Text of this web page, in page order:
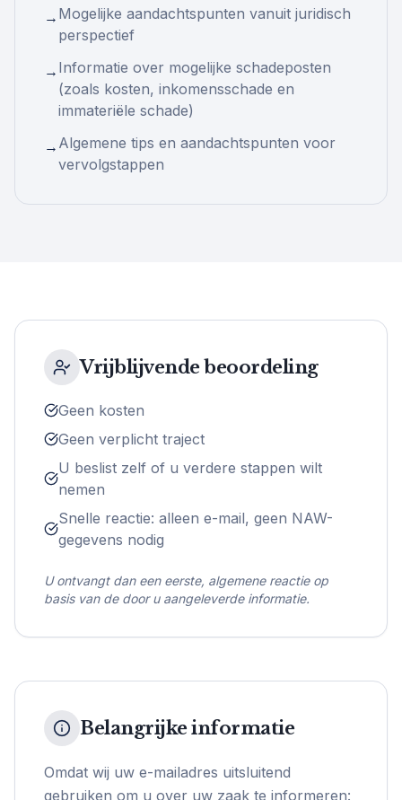
→ Mogelijke aandachtspunten vanuit juridisch
perspectief
→ Informatie over mogelijke schadeposten
(zoals kosten, inkomensschade en
immateriële schade)
→ Algemene tips en aandachtspunten voor
vervolgstappen
Vrijblijvende beoordeling
Geen kosten
Geen verplicht traject
U beslist zelf of u verdere stappen wilt
nemen
Snelle reactie: alleen e-mail, geen NAW-
gegevens nodig
U ontvangt dan een eerste, algemene reactie op
basis van de door u aangeleverde informatie.
Belangrijke informatie
Omdat wij uw e-mailadres uitsluitend
gebruiken om u over uw zaak te informeren: